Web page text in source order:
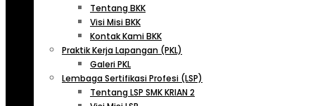
Tentang BKK
Visi Misi BKK
Kontak Kami BKK
Praktik Kerja Lapangan (PKL)
Galeri PKL
Lembaga Sertifikasi Profesi (LSP)
Tentang LSP SMK KRIAN 2